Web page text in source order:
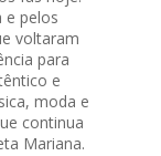
e pelos
voltaram
para
e
moda e
continua
Mariana.